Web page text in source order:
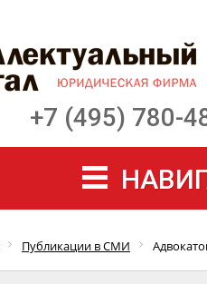
+7 (495) 780-
Публикации в СМИ